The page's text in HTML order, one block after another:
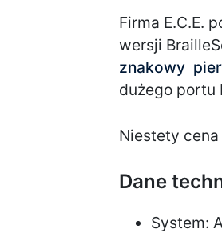
Firma E.C.E.
wersji
znakowy
dużego portu
Niestety
Dane
System: